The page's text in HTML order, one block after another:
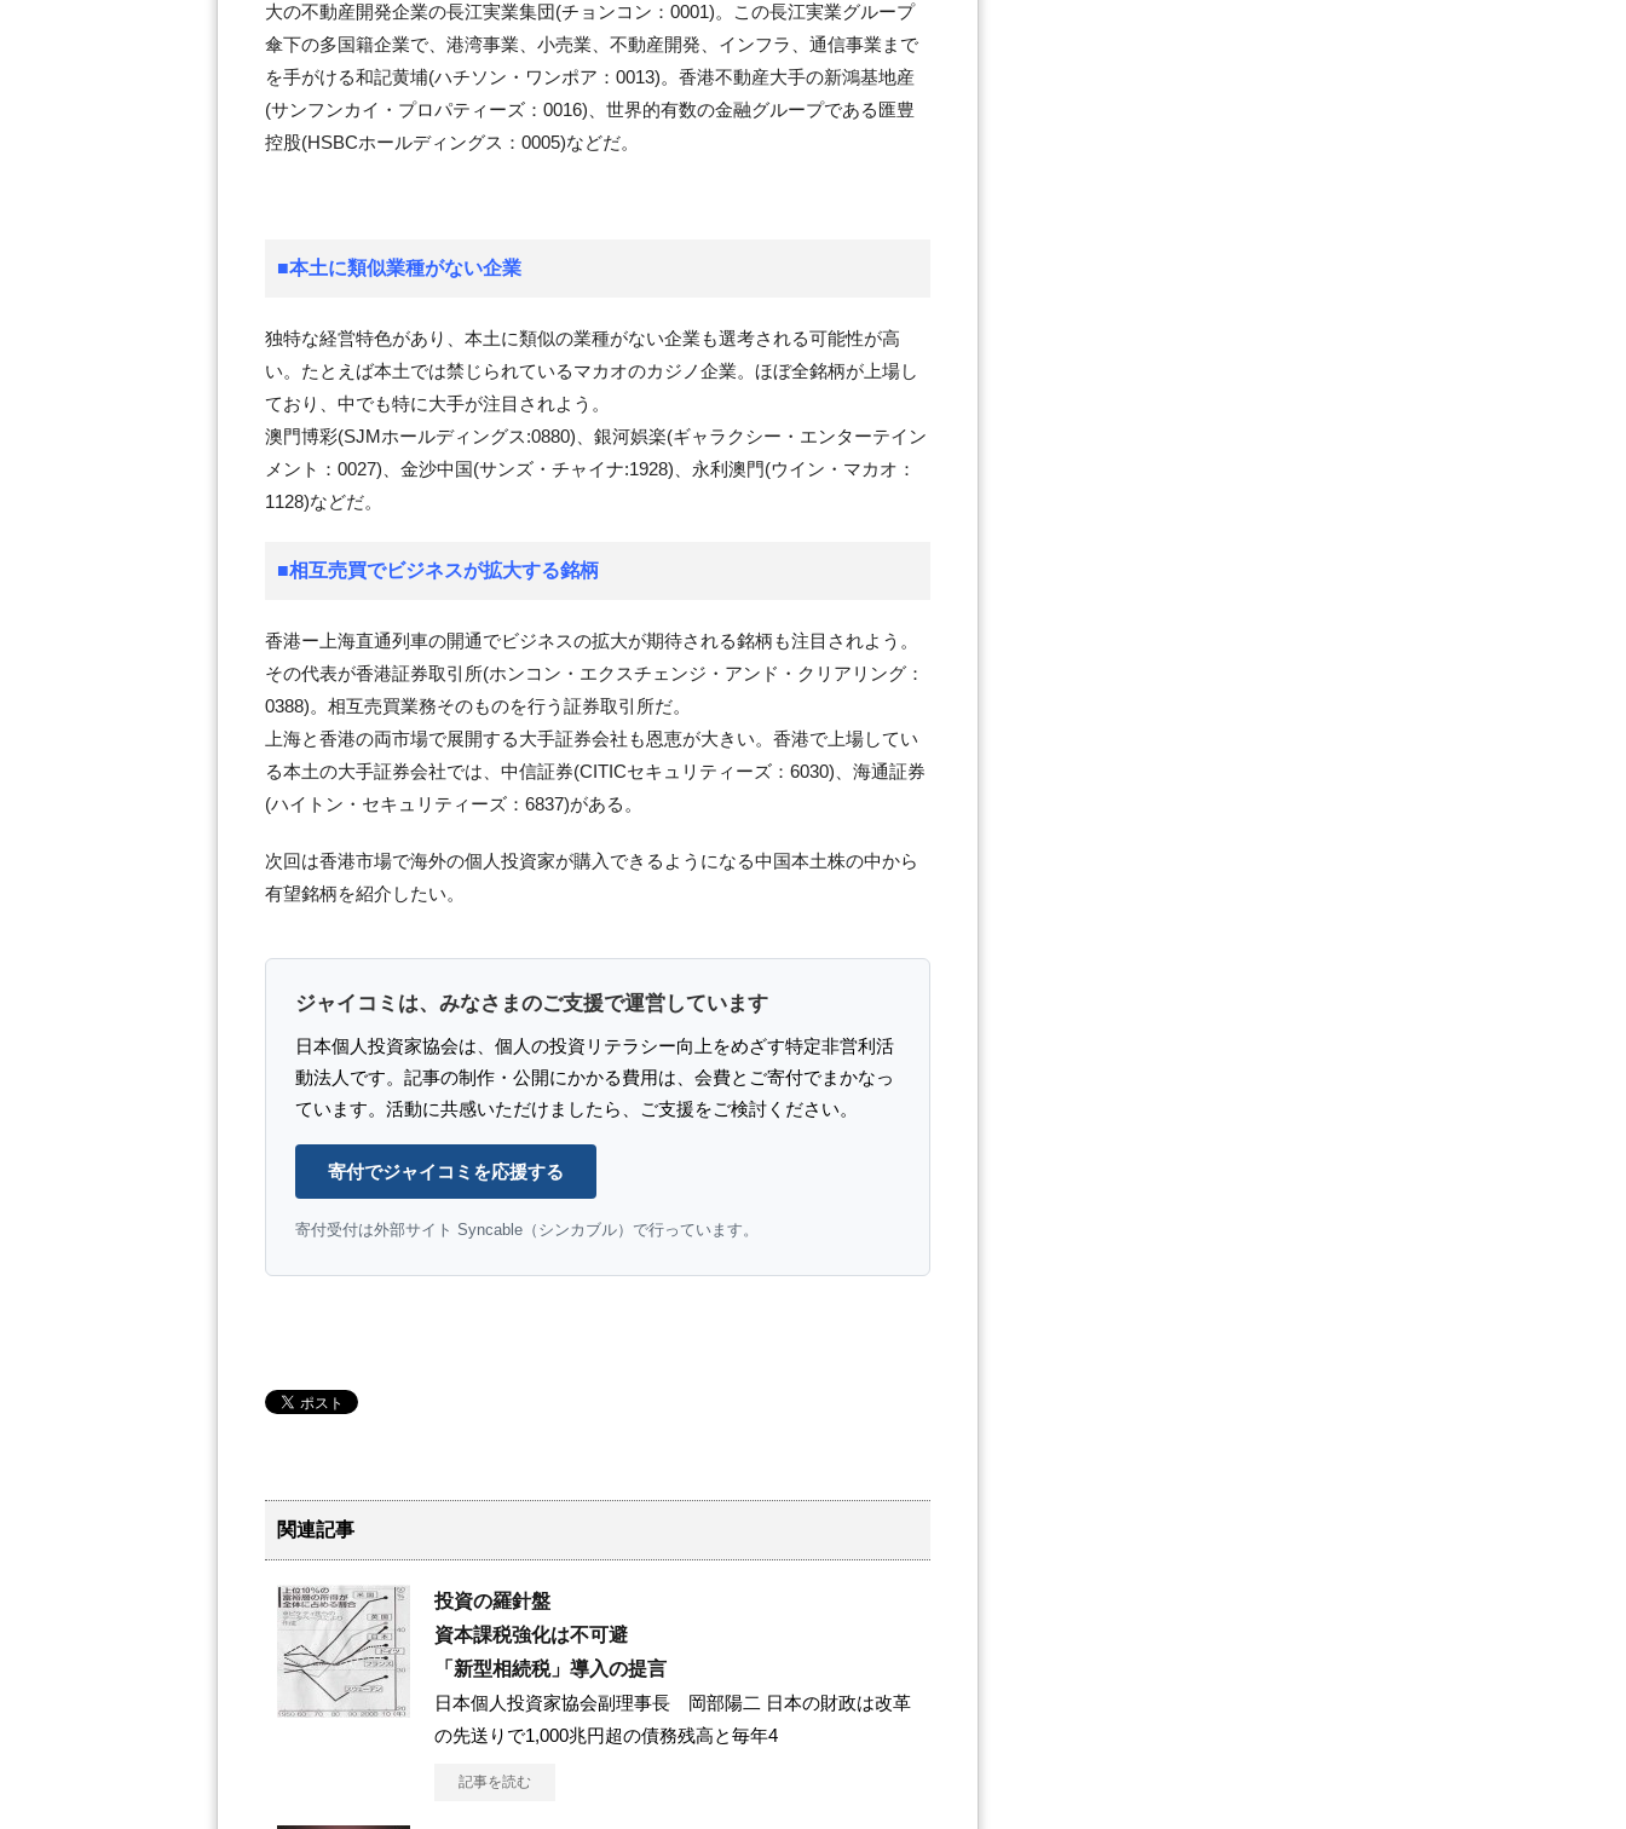
大の不動産開発企業の長江実業集団(チョンコン：0001)。この長江実業グループ
傘下の多国籍企業で、港湾事業、小売業、不動産開発、インフラ、通信事業まで
を手がける和記黄埔(ハチソン・ワンポア：0013)。香港不動産大手の新鴻基地産
(サンフンカイ・プロパティーズ：0016)、世界的有数の金融グループである匯豊
控股(HSBCホールディングス：0005)などだ。
■本土に類似業種がない企業
独特な経営特色があり、本土に類似の業種がない企業も選考される可能性が高
い。たとえば本土では禁じられているマカオのカジノ企業。ほぼ全銘柄が上場し
ており、中でも特に大手が注目されよう。
澳門博彩(SJMホールディングス:0880)、銀河娯楽(ギャラクシー・エンターテイン
メント：0027)、金沙中国(サンズ・チャイナ:1928)、永利澳門(ウイン・マカオ：
1128)などだ。
■相互売買でビジネスが拡大する銘柄
香港ー上海直通列車の開通でビジネスの拡大が期待される銘柄も注目されよう。
その代表が香港証券取引所(ホンコン・エクスチェンジ・アンド・クリアリング：
0388)。相互売買業務そのものを行う証券取引所だ。
上海と香港の両市場で展開する大手証券会社も恩恵が大きい。香港で上場してい
る本土の大手証券会社では、中信証券(CITICセキュリティーズ：6030)、海通証券
(ハイトン・セキュリティーズ：6837)がある。
次回は香港市場で海外の個人投資家が購入できるようになる中国本土株の中から
有望銘柄を紹介したい。
ジャイコミは、みなさまのご支援で運営しています
日本個人投資家協会は、個人の投資リテラシー向上をめざす特定非営利活
動法人です。記事の制作・公開にかかる費用は、会費とご寄付でまかなっ
ています。活動に共感いただけましたら、ご支援をご検討ください。
寄付でジャイコミを応援する
寄付受付は外部サイト Syncable（シンカブル）で行っています。
関連記事
投資の羅針盤
資本課税強化は不可避
「新型相続税」導入の提言
日本個人投資家協会副理事長 岡部陽二 日本の財政は改革
の先送りで1,000兆円超の債務残高と毎年4
記事を読む